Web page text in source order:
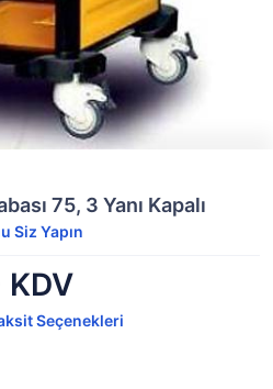
75, 3 Yanı Kapalı
Siz Yapın
Seçenekleri